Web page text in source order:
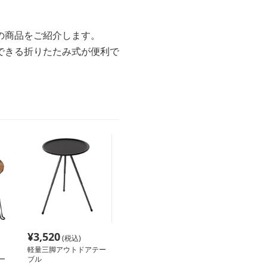
品をご紹介します。
きる折りたたみ式が便利で
¥3,520(税込)
軽量三脚アウトドアテー
ブル